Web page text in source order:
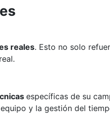
reales. Esto no solo
específicas de su
y la gestión del